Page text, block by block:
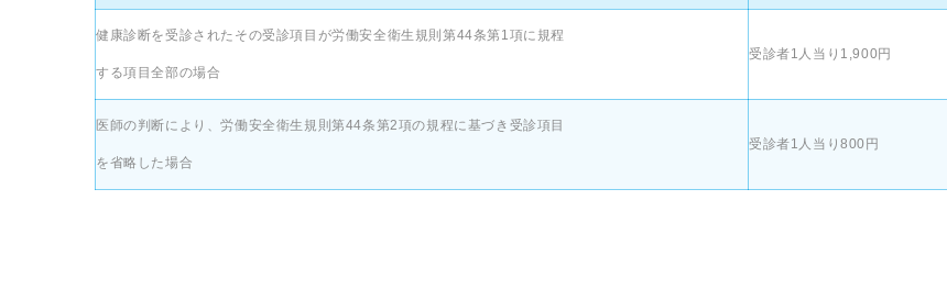
健康診断を受診されたその受診項目が労働安全衛生規則第44条第1項に規程
する項目全部の場合
受診者1人当り1,900円
医師の判断により、労働安全衛生規則第44条第2項の規程に基づき受診項目
を省略した場合
受診者1人当り800円